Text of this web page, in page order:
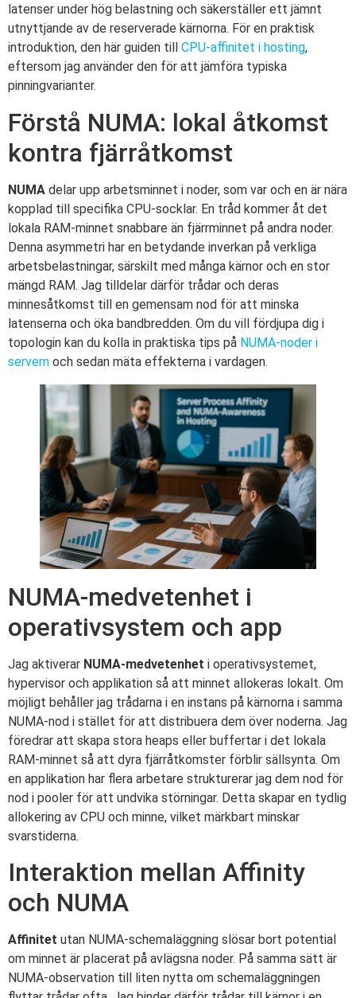
latenser under hög belastning och säkerställer ett jämnt
utnyttjande av de reserverade kärnorna. För en praktisk
introduktion, den här guiden till CPU-affinitet i hosting,
eftersom jag använder den för att jämföra typiska
pinningvarianter.
Förstå NUMA: lokal åtkomst
kontra fjärråtkomst
NUMA delar upp arbetsminnet i noder, som var och en är nära
kopplad till specifika CPU-socklar. En tråd kommer åt det
lokala RAM-minnet snabbare än fjärrminnet på andra noder.
Denna asymmetri har en betydande inverkan på verkliga
arbetsbelastningar, särskilt med många kärnor och en stor
mängd RAM. Jag tilldelar därför trådar och deras
minnesåtkomst till en gemensam nod för att minska
latenserna och öka bandbredden. Om du vill fördjupa dig i
topologin kan du kolla in praktiska tips på NUMA-noder i
servern och sedan mäta effekterna i vardagen.
NUMA-medvetenhet i
operativsystem och app
Jag aktiverar NUMA-medvetenhet i operativsystemet,
hypervisor och applikation så att minnet allokeras lokalt. Om
möjligt behåller jag trådarna i en instans på kärnorna i samma
NUMA-nod i stället för att distribuera dem över noderna. Jag
föredrar att skapa stora heaps eller buffertar i det lokala
RAM-minnet så att dyra fjärråtkomster förblir sällsynta. Om
en applikation har flera arbetare strukturerar jag dem nod för
nod i pooler för att undvika störningar. Detta skapar en tydlig
allokering av CPU och minne, vilket märkbart minskar
svarstiderna.
Interaktion mellan Affinity
och NUMA
Affinitet utan NUMA-schemaläggning slösar bort potential
om minnet är placerat på avlägsna noder. På samma sätt är
NUMA-observation till liten nytta om schemaläggningen